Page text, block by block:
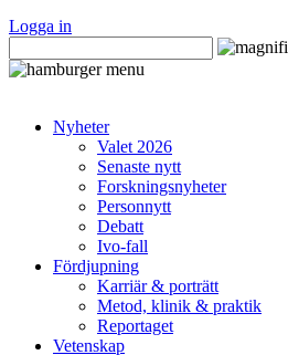
Logga in
Nyheter
Valet 2026
Senaste nytt
Forskningsnyheter
Personnytt
Debatt
Ivo-fall
Fördjupning
Karriär & porträtt
Metod, klinik & praktik
Reportaget
Vetenskap